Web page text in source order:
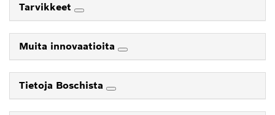
Tarvikkeet
Muita innovaatioita
Tietoja Boschista